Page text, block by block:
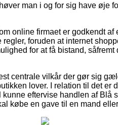
man i og for sig have øje
online firmaet er godkendt
foruden at internet
for at få bistand,
centrale vilkår der gør sig
lover. I relation til det er
eftervise handlen af Blå
købe en gave til en mand